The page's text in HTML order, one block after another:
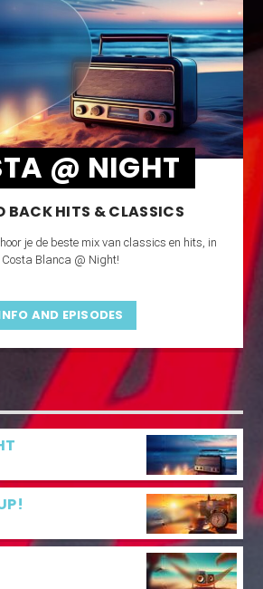
@ NIGHT
BACK HITS & CLASSICS
je de beste mix van classics en hits, in
Costa Blanca @ Night!
AND EPISODES